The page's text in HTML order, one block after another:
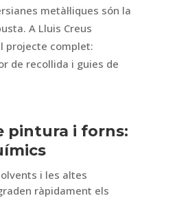
metàl·liques són la
A Lluis Creus
projecte complet:
de recollida i guies de
pintura i forns:
i les altes
ràpidament els